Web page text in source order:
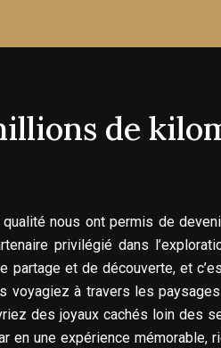
de
nous ont permis de
privilégié dans
partage et de découverte, et
voyagiez à travers les
des joyaux cachés loin des
en une expérience mémorable,